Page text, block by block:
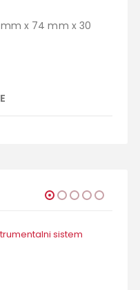
mm x 74 mm x 30